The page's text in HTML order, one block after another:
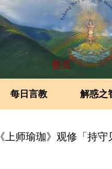
首页
每日言教 解惑之
《上师瑜珈》观修「持守